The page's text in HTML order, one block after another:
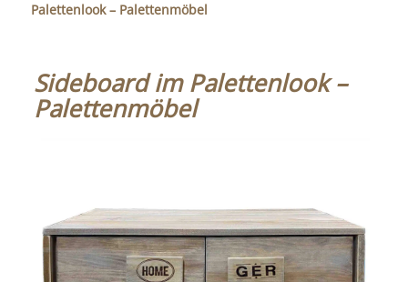
Palettenlook – Palettenmöbel
Sideboard im Palettenlook –
Palettenmöbel